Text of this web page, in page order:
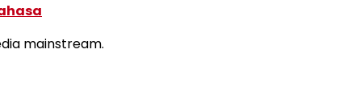
mainstream.